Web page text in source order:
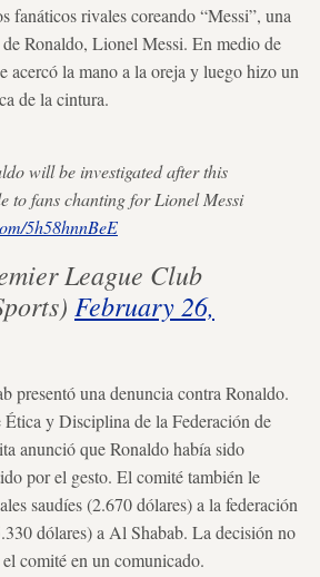
fanáticos rivales coreando “Messi”, una
Ronaldo, Lionel Messi. En medio de
acercó la mano a la oreja y luego hizo un
de la cintura.
will be investigated after this
to fans chanting for Lionel Messi
5h58hnnBeE
League Club
February 26,
presentó una denuncia contra Ronaldo.
y Disciplina de la Federación de
anunció que Ronaldo había sido
por el gesto. El comité también le
saudíes (2.670 dólares) a la federación
dólares) a Al Shabab. La decisión no
comité en un comunicado.